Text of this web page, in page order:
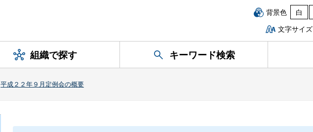
背景色 白
文字サイズ
組織で探す キーワード検索
平成２２年９月定例会の概要